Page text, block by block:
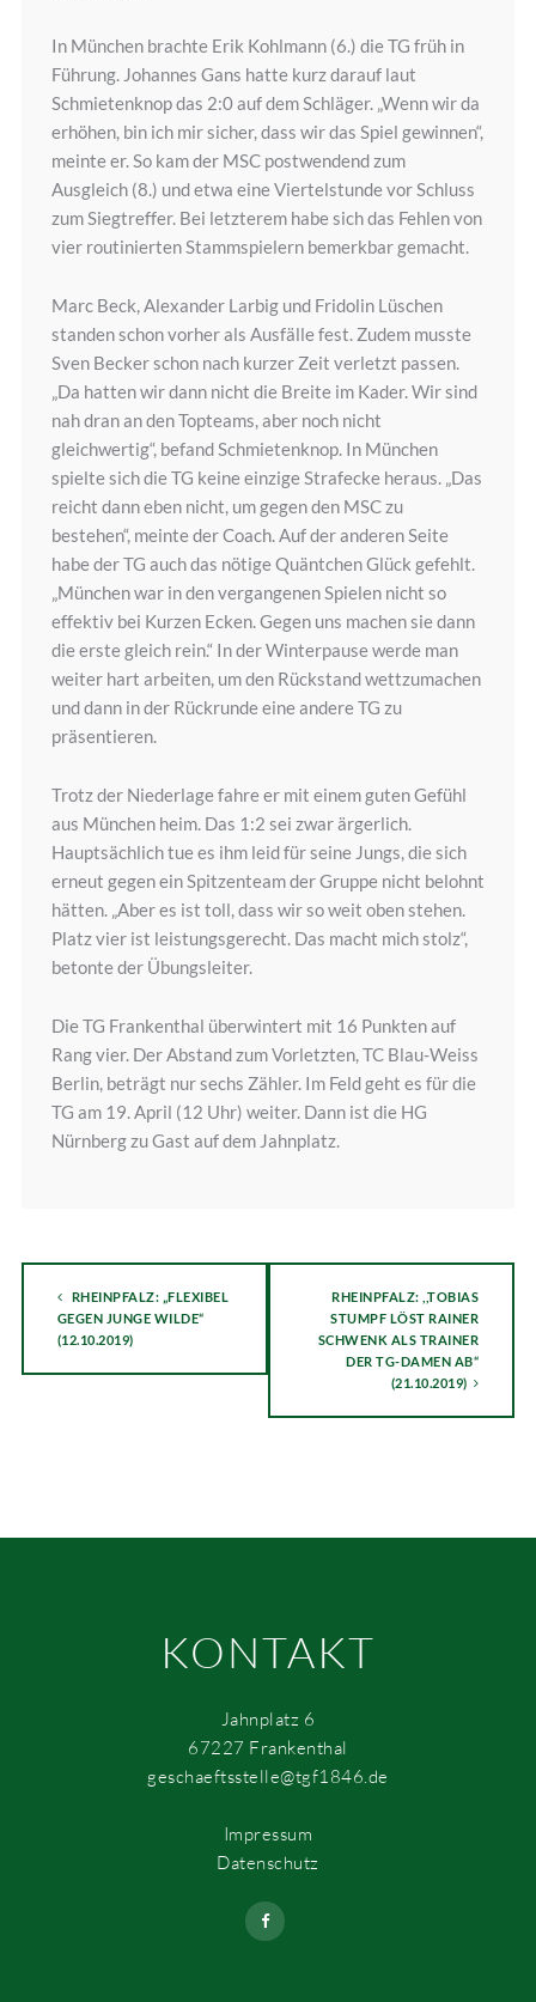
In München brachte Erik Kohlmann (6.) die TG früh in
Führung. Johannes Gans hatte kurz darauf laut
Schmietenknop das 2:0 auf dem Schläger. „Wenn wir da
erhöhen, bin ich mir sicher, dass wir das Spiel gewinnen“,
meinte er. So kam der MSC postwendend zum
Ausgleich (8.) und etwa eine Viertelstunde vor Schluss
zum Siegtreffer. Bei letzterem habe sich das Fehlen von
vier routinierten Stammspielern bemerkbar gemacht.
Marc Beck, Alexander Larbig und Fridolin Lüschen
standen schon vorher als Ausfälle fest. Zudem musste
Sven Becker schon nach kurzer Zeit verletzt passen.
„Da hatten wir dann nicht die Breite im Kader. Wir sind
nah dran an den Topteams, aber noch nicht
gleichwertig“, befand Schmietenknop. In München
spielte sich die TG keine einzige Strafecke heraus. „Das
reicht dann eben nicht, um gegen den MSC zu
bestehen“, meinte der Coach. Auf der anderen Seite
habe der TG auch das nötige Quäntchen Glück gefehlt.
„München war in den vergangenen Spielen nicht so
effektiv bei Kurzen Ecken. Gegen uns machen sie dann
die erste gleich rein.“ In der Winterpause werde man
weiter hart arbeiten, um den Rückstand wettzumachen
und dann in der Rückrunde eine andere TG zu
präsentieren.
Trotz der Niederlage fahre er mit einem guten Gefühl
aus München heim. Das 1:2 sei zwar ärgerlich.
Hauptsächlich tue es ihm leid für seine Jungs, die sich
erneut gegen ein Spitzenteam der Gruppe nicht belohnt
hätten. „Aber es ist toll, dass wir so weit oben stehen.
Platz vier ist leistungsgerecht. Das macht mich stolz“,
betonte der Übungsleiter.
Die TG Frankenthal überwintert mit 16 Punkten auf
Rang vier. Der Abstand zum Vorletzten, TC Blau-Weiss
Berlin, beträgt nur sechs Zähler. Im Feld geht es für die
TG am 19. April (12 Uhr) weiter. Dann ist die HG
Nürnberg zu Gast auf dem Jahnplatz.
RHEINPFALZ: „FLEXIBEL
GEGEN JUNGE WILDE“
(12.10.2019)
RHEINPFALZ: ,,TOBIAS
STUMPF LÖST RAINER
SCHWENK ALS TRAINER
DER TG-DAMEN AB“
(21.10.2019)
KONTAKT
Jahnplatz 6
67227 Frankenthal
geschaeftsstelle@tgf1846.de
Impressum
Datenschutz